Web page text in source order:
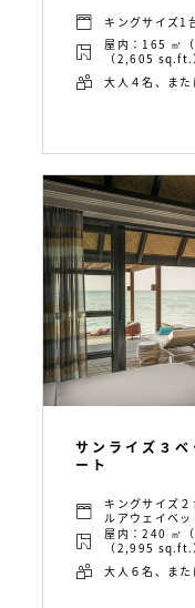
キングサイズ1
屋内：165 ㎡
（2,605 sq.ft.
大人４名、ま
サンライズ３
ート
キングサイズ
ルアウェイベッ
屋内：240 ㎡
（2,995 sq.ft.
大人６名、ま